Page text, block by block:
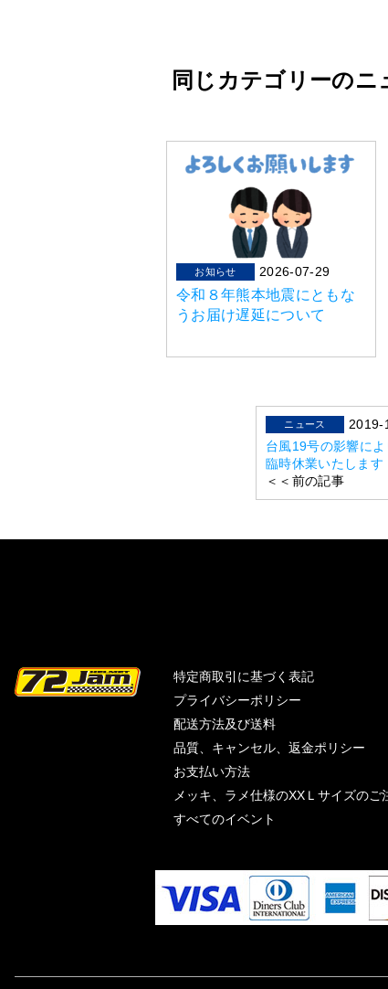
同じカテゴリーのニ
お知らせ 2026-07-29
令和８年熊本地震にともな
うお届け遅延について
ニュース
2019-
台風19号の影響に
臨時休業いたします
＜＜前の記事
特定商取引に基づく表記
プライバシーポリシー
配送方法及び送料
品質、キャンセル、返金ポリシー
お支払い方法
メッキ、ラメ仕様のXXＬサイズのご
すべてのイベント